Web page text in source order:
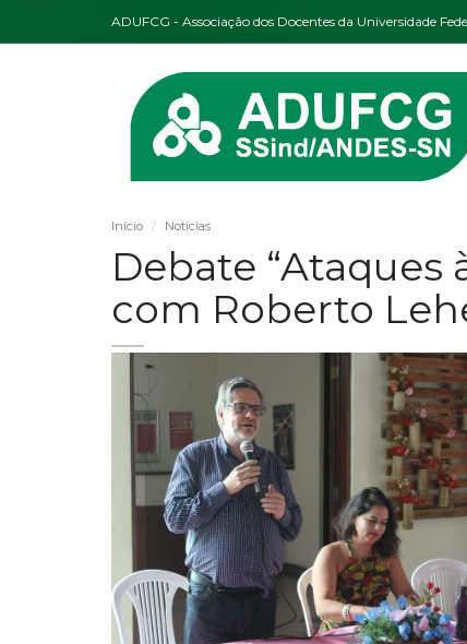
ADUFCG - Associação dos Docentes da Universidade
Início Noticias
Debate “Ataques
com Roberto